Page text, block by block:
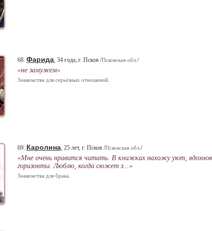
68. Фарида, 34 года, г. Псков /Псковская обл. /
«не замужем»
Знакомства для серьёзных отношений.
69. Каролина, 25 лет, г. Псков /Псковская обл. /
«Мне очень нравится читать. В книжках нахожу уют,
горизонты. Люблю, когда сюжет з...»
Знакомства для брака.